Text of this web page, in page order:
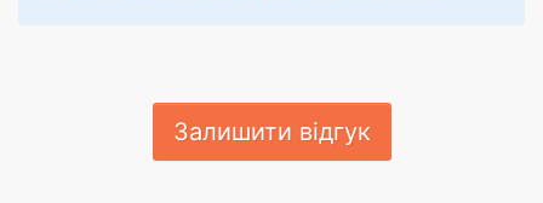
Залишити відгук